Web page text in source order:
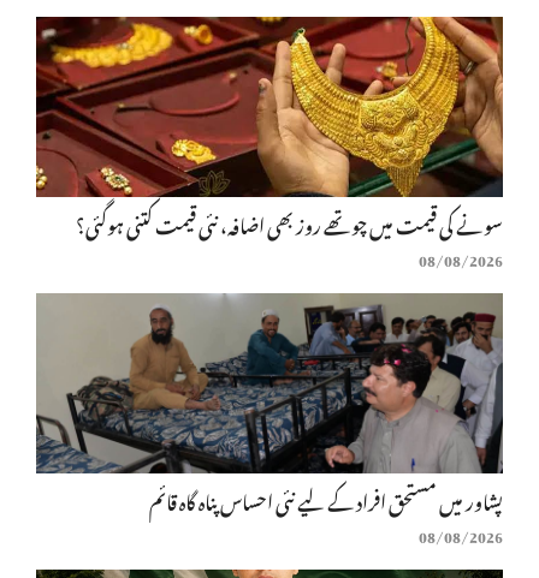
سونے کی قیمت میں چوتھے روز بھی اضافہ، نئی قیمت کتنی ہوگئی؟
08/08/2026
پشاور میں مستحق افراد کے لیے نئی احساس پناہ گاہ قائم
08/08/2026